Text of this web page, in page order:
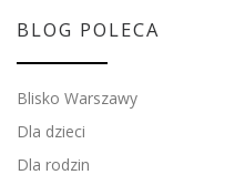
BLOG POLECA
Blisko Warszawy
Dla dzieci
Dla rodzin